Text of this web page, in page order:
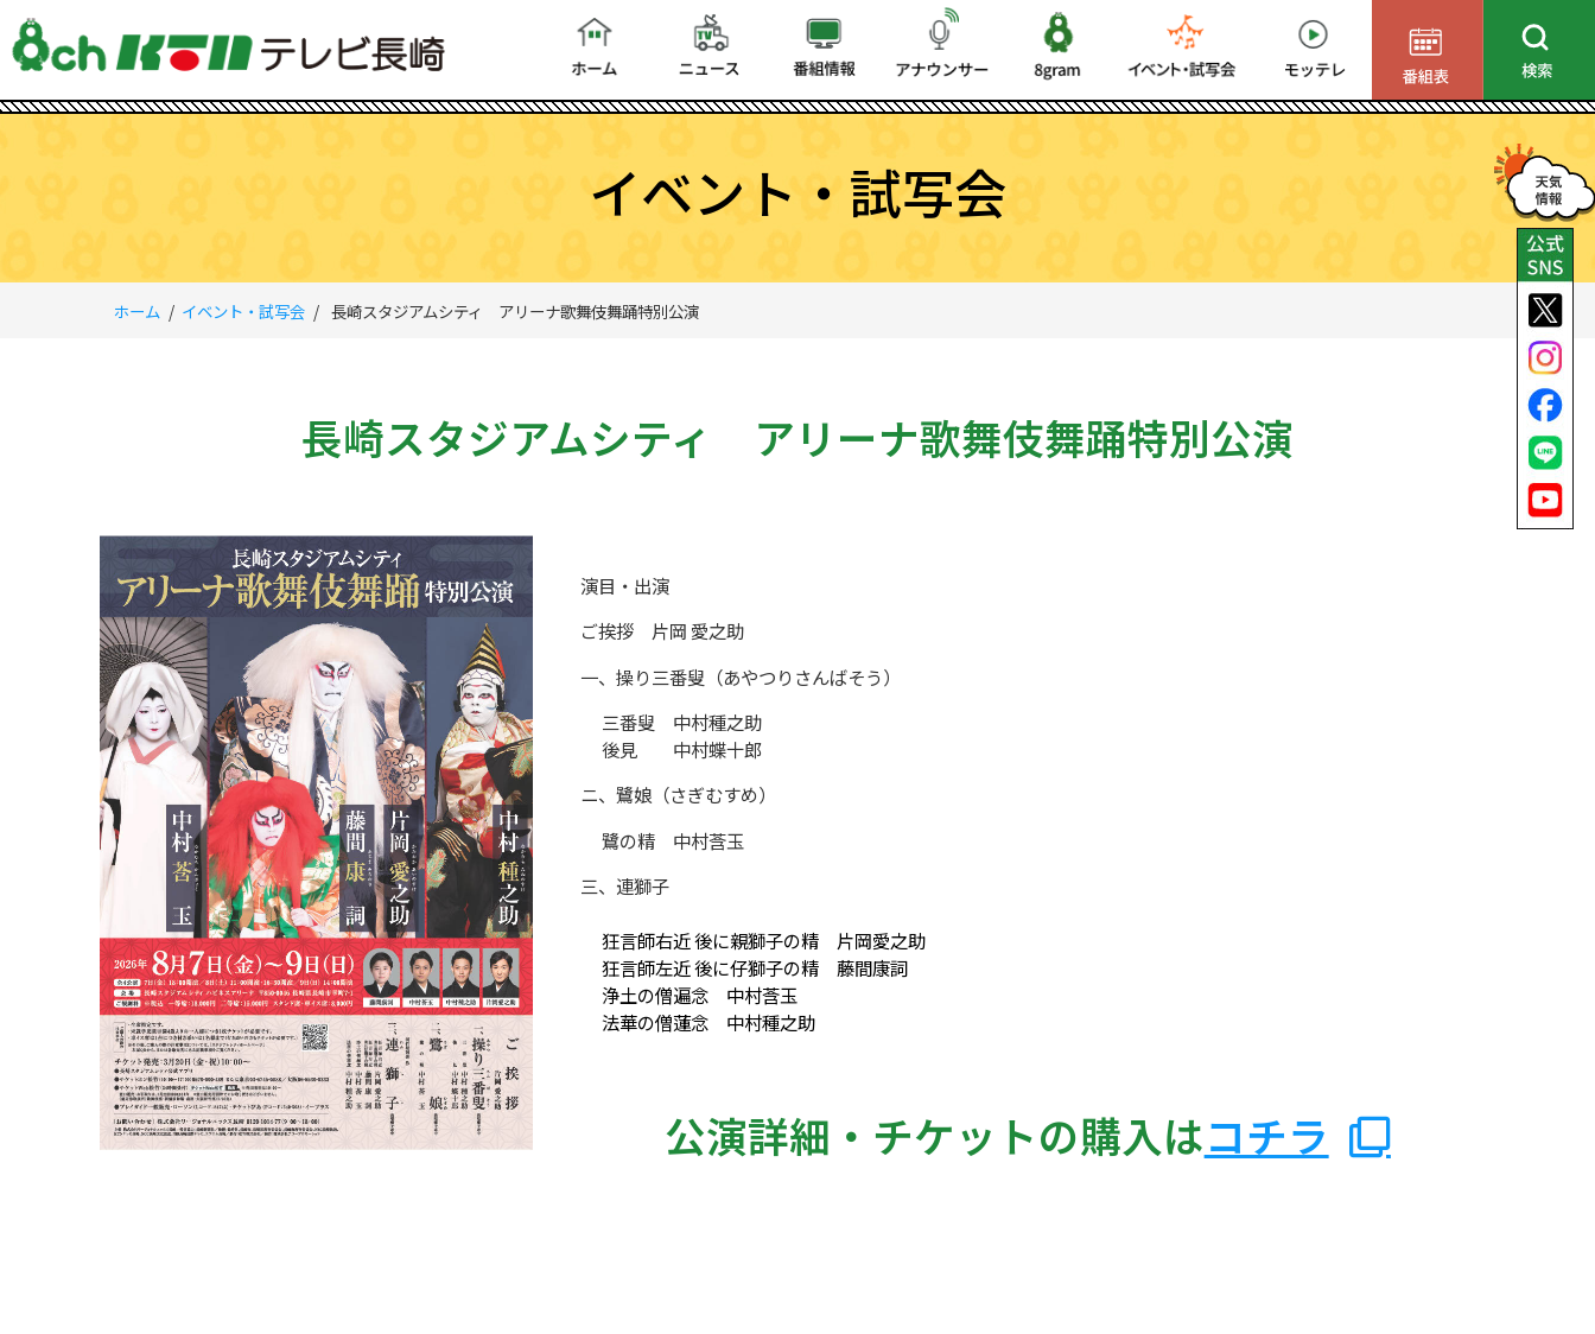
イベント・試写会
ホーム イベント・試写会 長崎スタジアムシティ アリーナ歌舞伎舞踊特別公演
長崎スタジアムシティ アリーナ歌舞伎舞踊特別公演
演目・出演
ご挨拶 片岡 愛之助
一、操り三番叟（あやつりさんばそう）
三番叟 中村種之助
後見 中村蝶十郎
ニ、鷺娘（さぎむすめ）
鷺の精 中村莟玉
三、連獅子
狂言師右近 後に親獅子の精 片岡愛之助
狂言師左近 後に仔獅子の精 藤間康詞
浄土の僧遍念 中村莟玉
法華の僧蓮念 中村種之助
公演詳細・チケットの購入はコチラ